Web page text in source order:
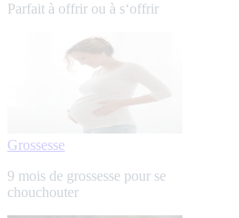
Parfait à offrir ou à s‘offrir
Grossesse
9 mois de grossesse pour se
chouchouter